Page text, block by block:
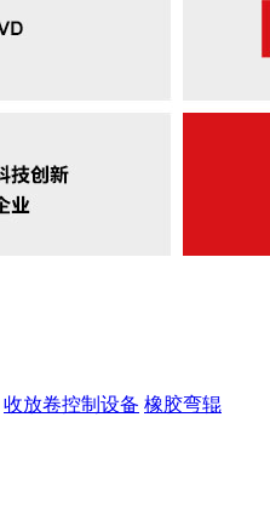
收放卷控制设备 橡胶弯辊